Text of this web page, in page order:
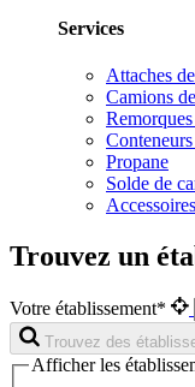
Services
Attaches
Camions
Propane
Solde de
Trouvez un
Votre établissement*
Trouvez des
Afficher les